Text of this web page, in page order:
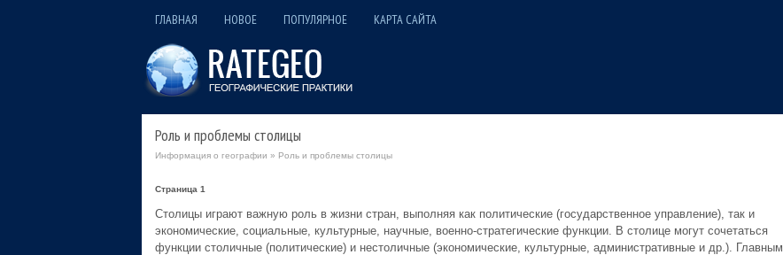
ГЛАВНАЯ НОВОЕ ПОПУЛЯРНОЕ КАРТА САЙТА
Роль и проблемы столицы
Информация о географии » Роль и проблемы столицы
Страница 1
Столицы играют важную роль в жизни стран, выполняя как политические (государственное управление), так и
экономические, социальные, культурные, научные, военно-стратегические функции. В столице могут сочетаться
функции столичные (политические) и нестоличные (экономические, культурные, административные и др.). Главным